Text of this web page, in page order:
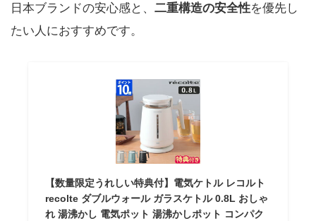
日本ブランドの安心感と、 二重構造の安全性を優先し
たい人におすすめです。
【数量限定うれしい特典付】電気ケトル レコルト
recolte ダブルウォール ガラスケトル 0.8L おしゃ
れ 湯沸かし 電気ポット 湯沸かしポット コンパク